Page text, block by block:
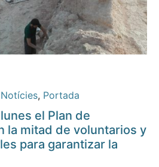
Notícies, Portada
el Plan de
la mitad de voluntarios y
para garantizar la